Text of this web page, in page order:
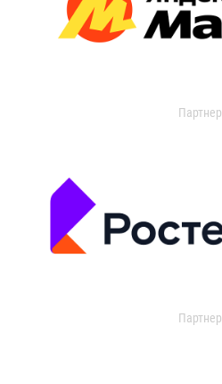
Партнер
Партнер